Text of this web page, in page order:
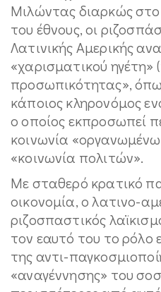
Μιλώντας διαρκώς
του έθνους, οι
Λατινικής Αμερικής
«χαρισματικού ηγέτη»
προσωπικότητας»,
κάποιος κληρονόμος
ο οποίος εκπροσωπεί
κοινωνία
«κοινωνία πολιτών».
Με σταθερό κρατικό
οικονομία, ο λατινο-
ριζοσπαστικός
τον εαυτό του το ρόλο
της αντι-
«αναγέννησης» του